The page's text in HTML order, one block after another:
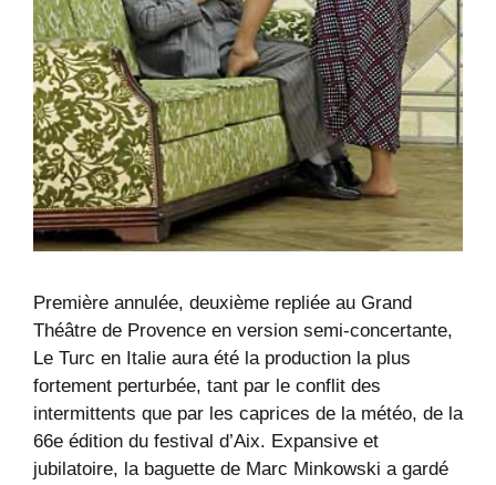
Première annulée, deuxième repliée au Grand
Théâtre de Provence en version semi-concertante,
Le Turc en Italie aura été la production la plus
fortement perturbée, tant par le conflit des
intermittents que par les caprices de la météo, de la
66e édition du festival d’Aix. Expansive et
jubilatoire, la baguette de Marc Minkowski a gardé